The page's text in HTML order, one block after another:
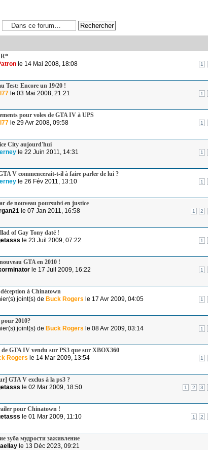
1
le 14 Mai 2008, 18:08
Test: Encore un 19/20 !
1
le 03 Mai 2008, 21:21
pour voles de GTA IV à UPS
1
le 29 Avr 2008, 09:58
City aujourd'hui
1
le 22 Juin 2011, 14:31
V commencerait-t-il à faire parler de lui ?
1
le 26 Fév 2011, 13:10
de nouveau poursuivi en justice
1 2
le 07 Jan 2011, 16:58
of Gay Tony daté !
1
le 23 Juil 2009, 07:22
GTA en 2010 !
1
le 17 Juil 2009, 16:22
déception à Chinatown
1
de Buck Rogers le 17 Avr 2009, 04:05
2010?
1
de Buck Rogers le 08 Avr 2009, 03:14
GTA IV vendu sur PS3 que sur XBOX360
1
Rogers le 14 Mar 2009, 13:54
GTA V exclus à la ps3 ?
1 2 3
le 02 Mar 2009, 18:50
pour Chinatown !
1 2
le 01 Mar 2009, 11:10
зуба мудрости заживление
le 13 Déc 2023, 09:21